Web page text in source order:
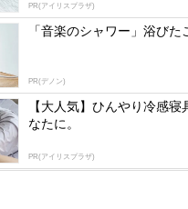
PR(アイリスプラザ)
「音楽のシャワー」浴びた
PR(デノン)
【大人気】ひんやり冷感
なたに。
PR(アイリスプラザ)